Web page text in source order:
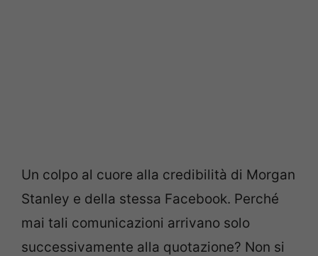
Un colpo al cuore alla credibilità di Morgan
Stanley e della stessa Facebook. Perché
mai tali comunicazioni arrivano solo
successivamente alla quotazione? Non si